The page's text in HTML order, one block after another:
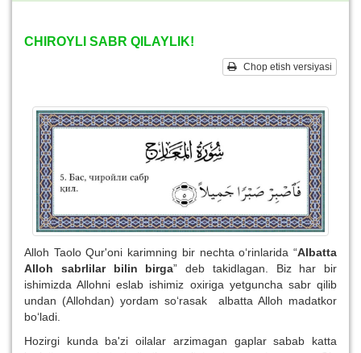
CHIROYLI SABR QILAYLIK!
Chop etish versiyasi
Alloh Taolo Qur'oni karimning bir nechta o‘rinlarida “Albatta
Alloh sabrlilar bilin birga” deb takidlagan. Biz har bir
ishimizda Allohni eslab ishimiz oxiriga yetguncha sabr qilib
undan (Allohdan) yordam so‘rasak albatta Alloh madatkor
bo‘ladi.
Hozirgi kunda ba'zi oilalar arzimagan gaplar sabab katta